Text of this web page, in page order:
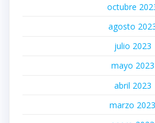
octubre
agosto
julio 2023
mayo 2023
abril 2023
marzo 2023